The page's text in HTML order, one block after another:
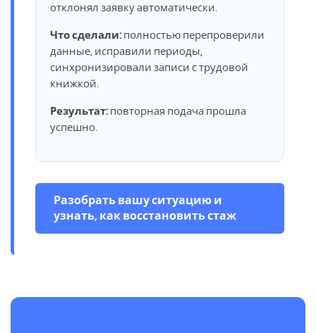
отклонял заявку автоматически.
Что сделали: полностью перепроверили
данные, исправили периоды,
синхронизировали записи с трудовой
книжкой.
Результат: повторная подача прошла
успешно.
Разобрать вашу ситуацию и
узнать, как восстановить стаж